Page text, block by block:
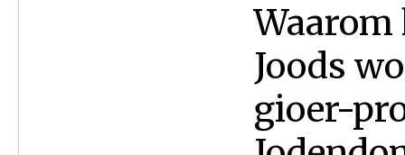
Waarom
Joods
gioer-